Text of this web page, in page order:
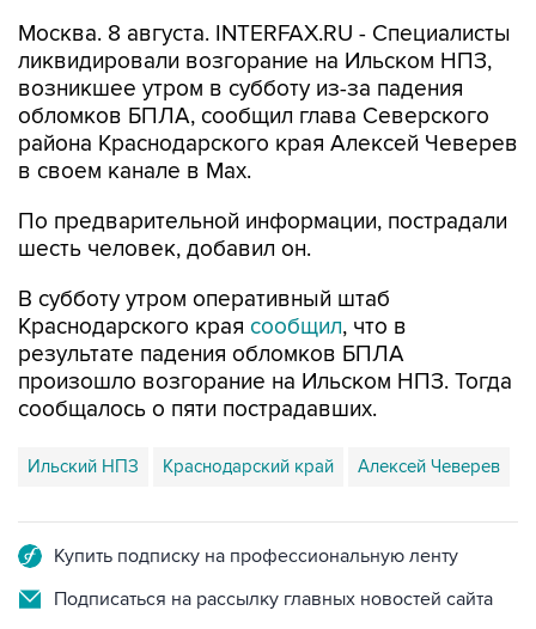
Москва. 8 августа. INTERFAX.RU - Специалисты
ликвидировали возгорание на Ильском НПЗ,
возникшее утром в субботу из-за падения
обломков БПЛА, сообщил глава Северского
района Краснодарского края Алексей Чеверев
в своем канале в Max.
По предварительной информации, пострадали
шесть человек, добавил он.
В субботу утром оперативный штаб
Краснодарского края сообщил, что в
результате падения обломков БПЛА
произошло возгорание на Ильском НПЗ. Тогда
сообщалось о пяти пострадавших.
Ильский НПЗ Краснодарский край Алексей Чеверев
Купить подписку на профессиональную ленту
Подписаться на рассылку главных новостей сайта